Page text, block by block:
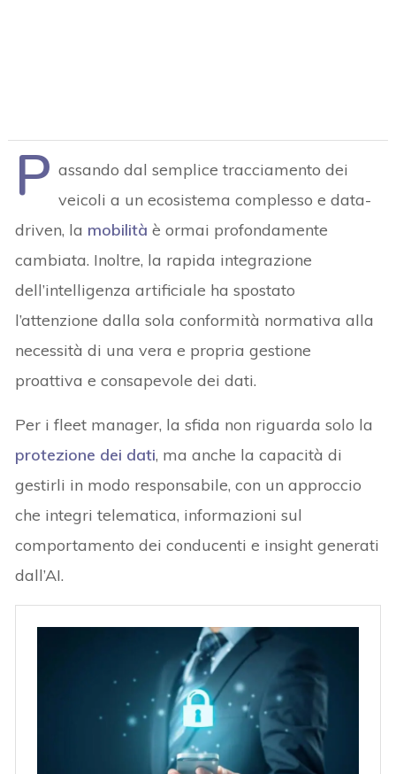
P assando dal semplice tracciamento dei
veicoli a un ecosistema complesso e data-
driven, la mobilità è ormai profondamente
cambiata. Inoltre, la rapida integrazione
dell’intelligenza artificiale ha spostato
l’attenzione dalla sola conformità normativa alla
necessità di una vera e propria gestione
proattiva e consapevole dei dati.
Per i fleet manager, la sfida non riguarda solo la
protezione dei dati, ma anche la capacità di
gestirli in modo responsabile, con un approccio
che integri telematica, informazioni sul
comportamento dei conducenti e insight generati
dall’AI.